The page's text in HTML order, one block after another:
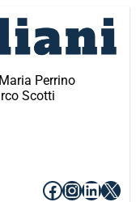
Perrino
Scotti
Facebook
X